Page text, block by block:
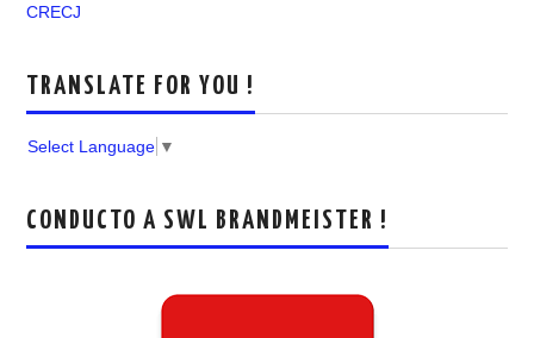
CRECJ
TRANSLATE FOR YOU !
Select Language ▼
CONDUCTO A SWL BRANDMEISTER !